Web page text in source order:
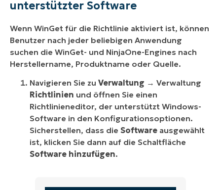
unterstützter Software
Wenn WinGet für die Richtlinie aktiviert ist, können
Benutzer nach jeder beliebigen Anwendung
suchen die WinGet- und NinjaOne-Engines nach
Herstellername, Produktname oder Quelle.
Navigieren Sie zu Verwaltung → Verwaltung
Richtlinien und öffnen Sie einen
Richtlinieneditor, der unterstützt Windows-
Software in den Konfigurationsoptionen.
Sicherstellen, dass die Software ausgewählt
ist, klicken Sie dann auf die Schaltfläche
Software hinzufügen.